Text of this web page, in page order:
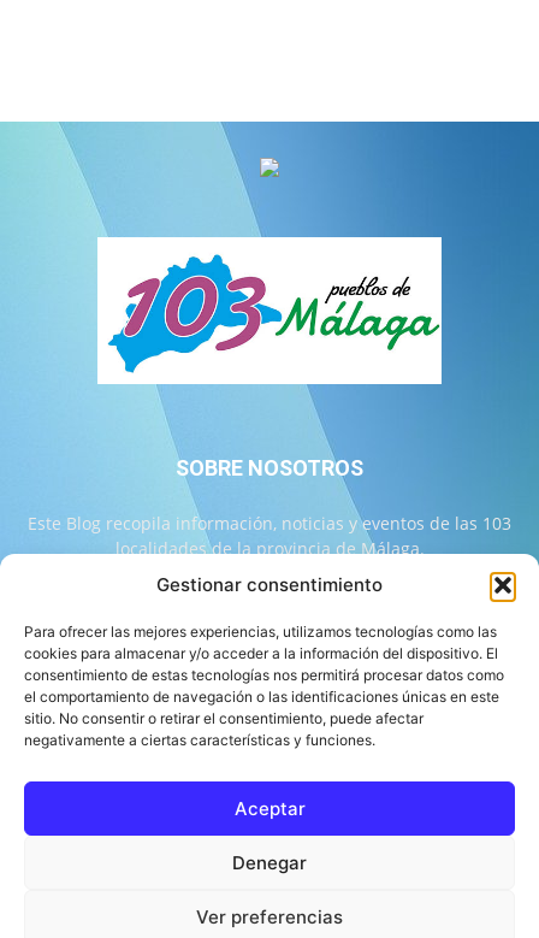
Gestionar consentimiento
Para ofrecer las mejores experiencias, utilizamos tecnologías como las
cookies para almacenar y/o acceder a la información del dispositivo. El
consentimiento de estas tecnologías nos permitirá procesar datos como
el comportamiento de navegación o las identificaciones únicas en este
sitio. No consentir o retirar el consentimiento, puede afectar
negativamente a ciertas características y funciones.
Aceptar
Denegar
Ver preferencias
SOBRE NOSOTROS
Este Blog recopila información, noticias y eventos de las 103
localidades de la provincia de Málaga.
Contáctanos: info@103malaga.com
SÍGUENOS
Equipo de 103 Málaga
Aviso Legal